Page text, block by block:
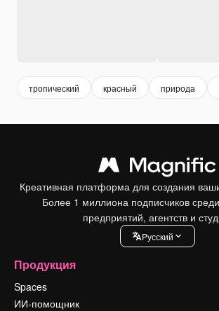
тропический красный природа
Креативная платформа для создания
Более 1 миллиона подписчиков
предприятий, агентств и
Pусский
Продукция
Spaces
ИИ-помощник